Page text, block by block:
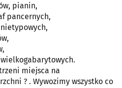
pianin,
pancernych,
miejsca na
? . Wywozimy wszystko co